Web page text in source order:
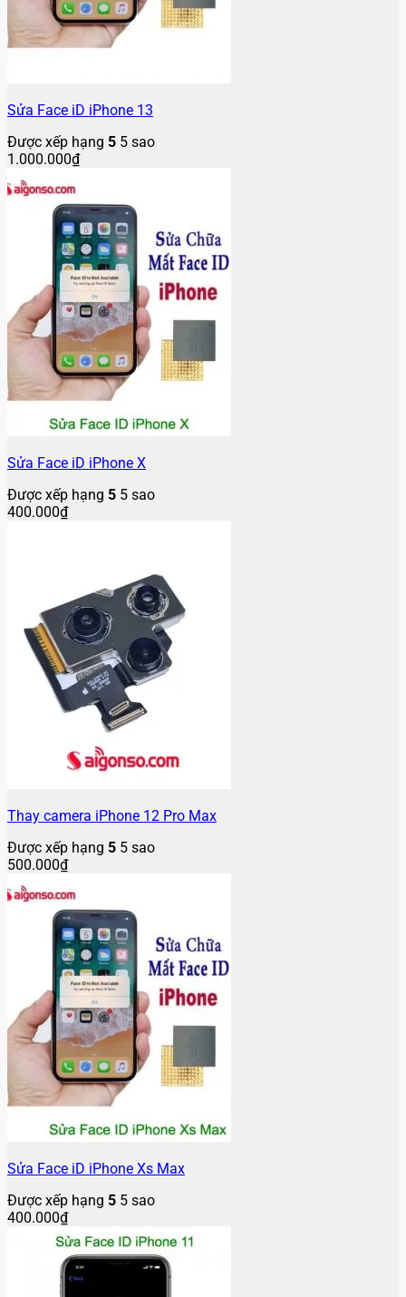
Sửa Face iD iPhone 13
Được xếp hạng 5 5 sao
1.000.000₫
Sửa Face iD iPhone X
Được xếp hạng 5 5 sao
400.000₫
Thay camera iPhone 12 Pro Max
Được xếp hạng 5 5 sao
500.000₫
Sửa Face iD iPhone Xs Max
Được xếp hạng 5 5 sao
400.000₫